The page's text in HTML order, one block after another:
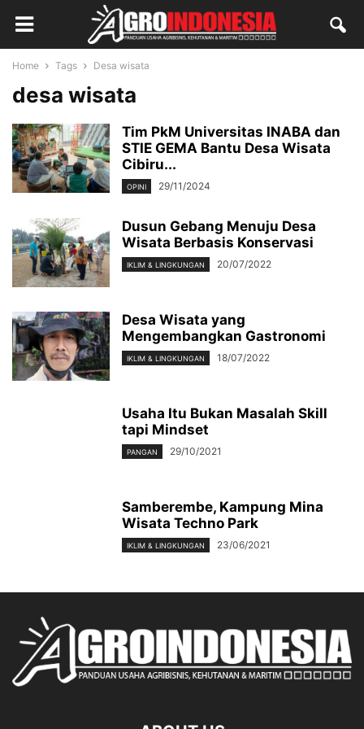
Home Tags Desa wisata
desa wisata
Tim PkM Universitas INABA dan
STIE GEMA Bantu Desa Wisata
Cibiru...
OPINI 29/11/2024
Dusun Gebang Menuju Desa
Wisata Berbasis Konservasi
IKLIM & LINGKUNGAN 20/07/2022
Desa Wisata yang
Mengembangkan Gastronomi
IKLIM & LINGKUNGAN 18/07/2022
Usaha Itu Bukan Masalah Skill
tapi Mindset
PANGAN 29/10/2021
Samberembe, Kampung Mina
Wisata Techno Park
IKLIM & LINGKUNGAN 23/06/2021